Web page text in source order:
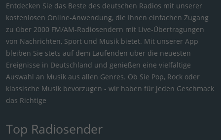
Entdecken Sie das Beste des deutschen Radios mit unserer
kostenlosen Online-Anwendung, die Ihnen einfachen Zugang
zu über 2000 FM/AM-Radiosendern mit Live-Übertragungen
von Nachrichten, Sport und Musik bietet. Mit unserer App
bleiben Sie stets auf dem Laufenden über die neuesten
Ereignisse in Deutschland und genießen eine vielfältige
Auswahl an Musik aus allen Genres. Ob Sie Pop, Rock oder
klassische Musik bevorzugen - wir haben für jeden Geschmack
das Richtige
Top Radiosender